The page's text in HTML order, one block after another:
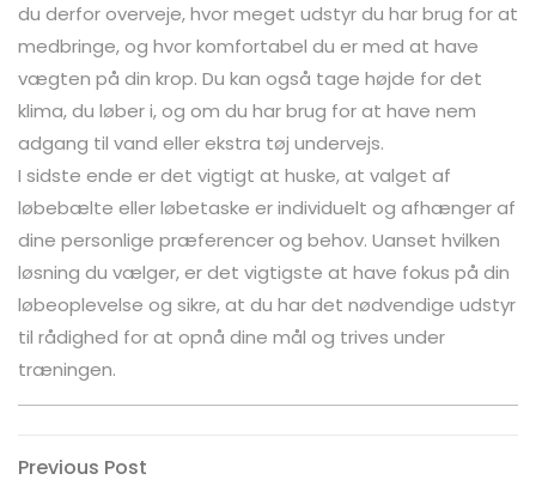
du derfor overveje, hvor meget udstyr du har brug for at
medbringe, og hvor komfortabel du er med at have
vægten på din krop. Du kan også tage højde for det
klima, du løber i, og om du har brug for at have nem
adgang til vand eller ekstra tøj undervejs.
I sidste ende er det vigtigt at huske, at valget af
løbebælte eller løbetaske er individuelt og afhænger af
dine personlige præferencer og behov. Uanset hvilken
løsning du vælger, er det vigtigste at have fokus på din
løbeoplevelse og sikre, at du har det nødvendige udstyr
til rådighed for at opnå dine mål og trives under
træningen.
Indlægsnavigation
Previous
Previous Post